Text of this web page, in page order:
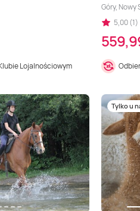
Lojalnościowym
Góry,
5,00 (1)
Tylko u